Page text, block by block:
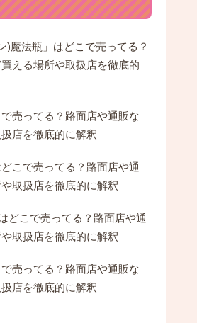
)魔法瓶」はどこで売ってる？
える場所や取扱店を徹底的
で売ってる？路面店や通販な
店を徹底的に解釈
どこで売ってる？路面店や通
取扱店を徹底的に解釈
どこで売ってる？路面店や通
取扱店を徹底的に解釈
で売ってる？路面店や通販な
店を徹底的に解釈